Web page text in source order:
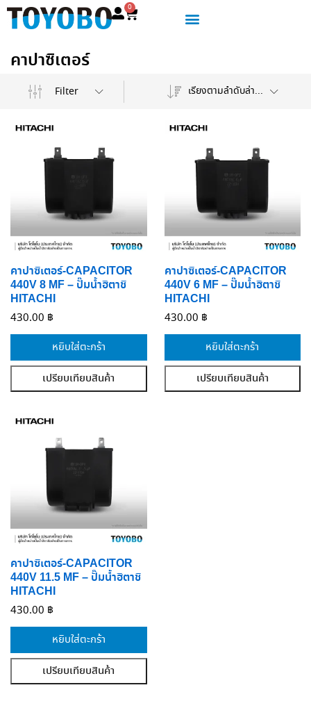
0
คาปาซิเตอร์
Filter เรียงตามลำดับล่าสุด
คาปาซิเตอร์-CAPACITOR
440V 8 MF – ปั๊มน้ำฮิตาชิ
HITACHI
430.00 ฿
หยิบใส่ตะกร้า
เปรียบเทียบสินค้า
คาปาซิเตอร์-CAPACITOR
440V 6 MF – ปั๊มน้ำฮิตาชิ
HITACHI
430.00 ฿
หยิบใส่ตะกร้า
เปรียบเทียบสินค้า
คาปาซิเตอร์-CAPACITOR
440V 11.5 MF – ปั๊มน้ำฮิตาชิ
HITACHI
430.00 ฿
หยิบใส่ตะกร้า
เปรียบเทียบสินค้า